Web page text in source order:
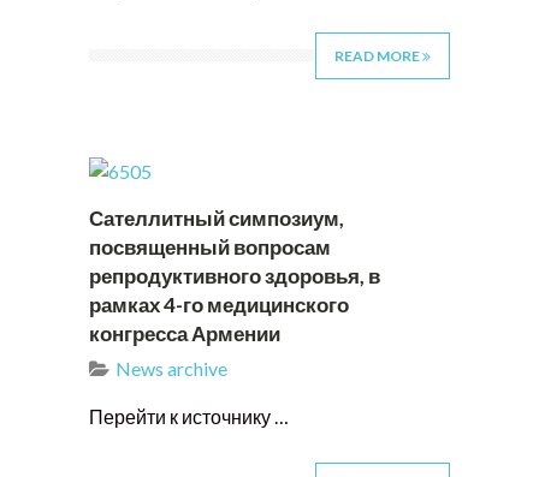
READ MORE
Сателлитный симпозиум,
посвященный вопросам
репродуктивного здоровья, в
рамках 4-го медицинского
конгресса Армении
News archive
Перейти к источнику …